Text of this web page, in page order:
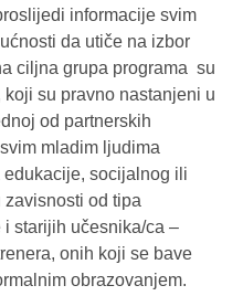
informacije svim
da utiče na izbor
ciljna grupa programa su
su pravno nastanjeni u
od partnerskih
mladim ljudima
socijalnog ili
zavisnosti od tipa
starijih učesnika/ca –
onih koji se bave
obrazovanjem.